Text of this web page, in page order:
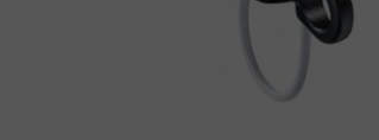
Zeer snelle levering.